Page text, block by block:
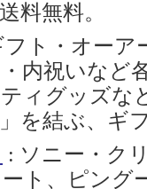
料無料。
フト・オーア
内祝いなど
ィグッズな
を結ぶ、ギ
: ソニー・ク
ト、ピング